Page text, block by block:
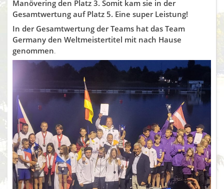
Manövering den Platz 3. Somit kam sie in der
Gesamtwertung auf Platz 5. Eine super Leistung!
In der Gesamtwertung der Teams hat das Team
Germany den Weltmeistertitel mit nach Hause
genommen.